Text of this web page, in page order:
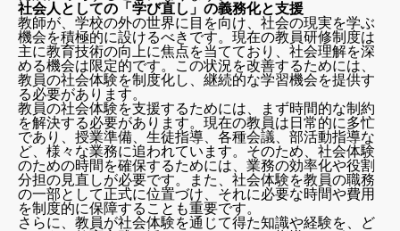
社会人としての「学び直し」の義務化と支援
教師が、学校の外の世界に目を向け、社会の現実を学ぶ
機会を積極的に設けるべきです。現在の教員研修制度は
主に教育技術の向上に焦点を当てており、社会理解を深
める機会は限定的です。この状況を改善するためには、
教員の社会体験を制度化し、継続的な学習機会を提供す
る必要があります。
教員の社会体験を支援するためには、まず時間的な制約
を解決する必要があります。現在の教員は日常的に多忙
であり、授業準備、生徒指導、各種会議、部活動指導な
ど、様々な業務に追われています。そのため、社会体験
のための時間を確保するためには、業務の効率化や役割
分担の見直しが必要です。また、社会体験を教員の職務
の一部として正式に位置づけ、それに必要な時間や費用
を制度的に保障することも重要です。
さらに、教員が社会体験を通じて得た知識や経験を、ど